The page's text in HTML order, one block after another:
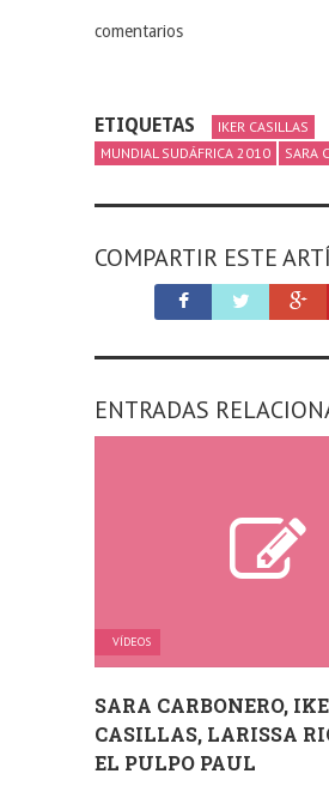
comentarios
ETIQUETAS
IKER CASILLAS
MUNDIAL SUDÁFRICA 2010
SARA
COMPARTIR ESTE
ENTRADAS
VÍDEOS
SARA CARBONERO,
CASILLAS, LARISSA
EL PULPO PAUL